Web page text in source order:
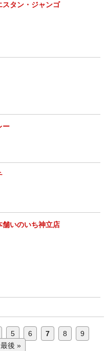
タン・ジャンゴ
ー
舗いのいち神立店
5 6 7 8
9
最後 »